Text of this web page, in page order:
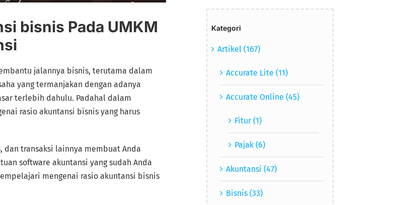
bisnis Pada UMKM
jalannya bisnis, terutama dalam
yang termanjakan dengan adanya
terlebih dahulu. Padahal dalam
rasio akuntansi bisnis yang harus
dan transaksi lainnya membuat Anda
software akuntansi yang sudah Anda
mengenai rasio akuntansi bisnis
Kategori
Artikel (167)
Accurate Lite (11)
Accurate Online (45)
Fitur (1)
Pajak (6)
Akuntansi (47)
Bisnis (33)